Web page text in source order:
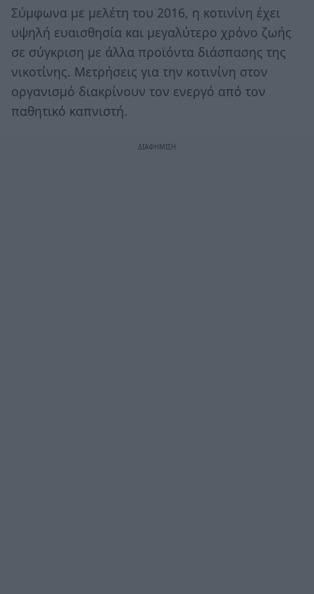
Σύμφωνα με μελέτη του 2016, η κοτινίνη έχει
υψηλή ευαισθησία και μεγαλύτερο χρόνο ζωής
σε σύγκριση με άλλα προϊόντα διάσπασης της
νικοτίνης. Μετρήσεις για την κοτινίνη στον
οργανισμό διακρίνουν τον ενεργό από τον
παθητικό καπνιστή.